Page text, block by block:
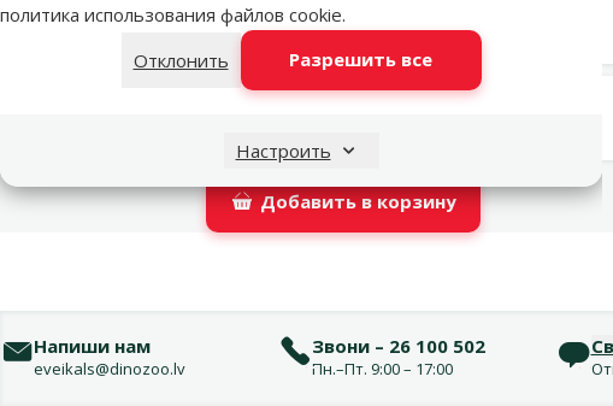
политика использования файлов cookie.
Отклонить
Разрешить все
Настроить
LATVIJAS PASTS почтовое отделение
Добавить в корзину
Напиши нам
eveikals@dinozoo.lv
Звони – 26 100 502
Пн.–Пт. 9:00 – 17:00